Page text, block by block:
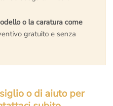
o la caratura come
gratuito e senza
o di aiuto per